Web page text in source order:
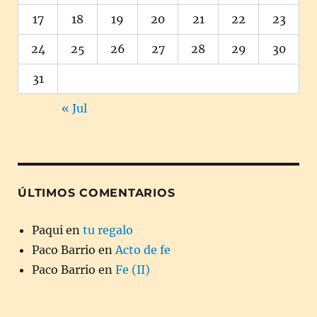
17 18 19 20 21 22 23
24 25 26 27 28 29 30
31
« Jul
ÚLTIMOS COMENTARIOS
Paqui en tu regalo
Paco Barrio en Acto de fe
Paco Barrio en Fe (II)